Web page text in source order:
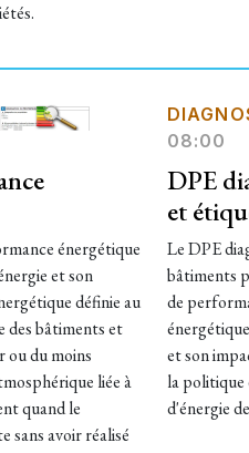
énergétique
et son
définie au
des bâtiments et
ou du moins
liée à
quand le
sans avoir réalisé
08:00
DPE
et
Le DPE
bâtiments
de
et son
la politique
d'énergie